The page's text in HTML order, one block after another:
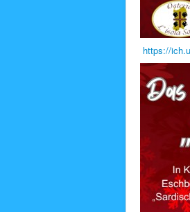
https://